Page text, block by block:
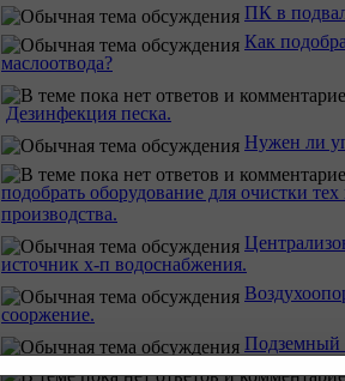
ПК в
Как
маслоотвода?
Дезинфекция песка.
Нужен ли
подобрать оборудование для очистки
производства.
источник х-п водоснабжения.
сооржение.
Подземный